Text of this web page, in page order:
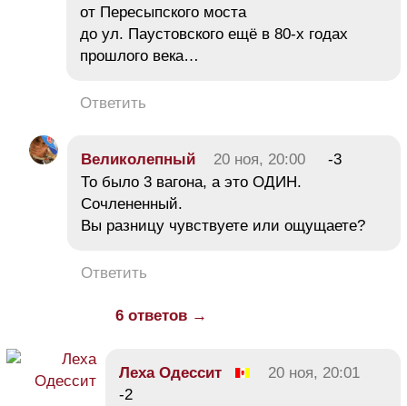
от Пересыпского моста
до ул. Паустовского ещё в 80-х годах
прошлого века…
Ответить
Великолепный 20 ноя, 20:00
-3
То было 3 вагона, а это ОДИН.
Сочлененный.
Вы разницу чувствуете или ощущаете?
Ответить
6 ответов →
Леха Одессит
20 ноя, 20:01
-2